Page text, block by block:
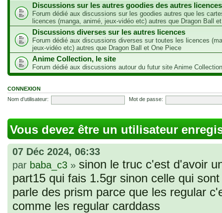
Discussions sur les autres goodies des autres licences
Forum dédié aux discussions sur les goodies autres que les
licences (manga, animé, jeux-vidéo etc) autres que Dragon Ball
Discussions diverses sur les autres licences
Forum dédié aux discussions diverses sur toutes les licences
jeux-vidéo etc) autres que Dragon Ball et One Piece
Anime Collection, le site
Forum dédié aux discussions autour du futur site Anime Collection
CONNEXION
Nom d’utilisateur:
Mot de passe:
Vous devez être un utilisateur
07 Déc 2024, 06:33
par baba_c3 » sinon le truc c'est d'avoir
part15 qui fais 1.5gr sinon celle qui
parle des prism parce que les regular
comme les regular carddass